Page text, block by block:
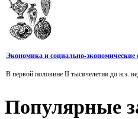
Экономика и социально-экономические
В первой половине II тысячелетия до н.э.
Популярные